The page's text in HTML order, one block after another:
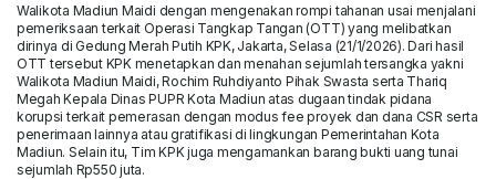
Walikota Madiun Maidi dengan mengenakan rompi tahanan usai menjalani
pemeriksaan terkait Operasi Tangkap Tangan (OTT) yang melibatkan
dirinya di Gedung Merah Putih KPK, Jakarta, Selasa (21/1/2026). Dari hasil
OTT tersebut KPK menetapkan dan menahan sejumlah tersangka yakni
Walikota Madiun Maidi, Rochim Ruhdiyanto Pihak Swasta serta Thariq
Megah Kepala Dinas PUPR Kota Madiun atas dugaan tindak pidana
korupsi terkait pemerasan dengan modus fee proyek dan dana CSR serta
penerimaan lainnya atau gratifikasi di lingkungan Pemerintahan Kota
Madiun. Selain itu, Tim KPK juga mengamankan barang bukti uang tunai
sejumlah Rp550 juta.